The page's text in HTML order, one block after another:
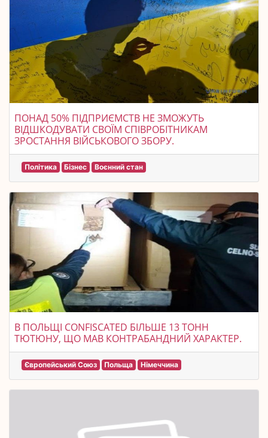
ПОНАД 50% ПІДПРИЄМСТВ НЕ ЗМОЖУТЬ
ВІДШКОДУВАТИ СВОЇМ СПІВРОБІТНИКАМ
ЗРОСТАННЯ ВІЙСЬКОВОГО ЗБОРУ.
Політика Бізнес Воєнний стан
В ПОЛЬЩІ CONFISCATED БІЛЬШЕ 13 ТОНН
ТЮТЮНУ, ЩО МАВ КОНТРАБАНДНИЙ ХАРАКТЕР.
Європейський Союз Польща Німеччина